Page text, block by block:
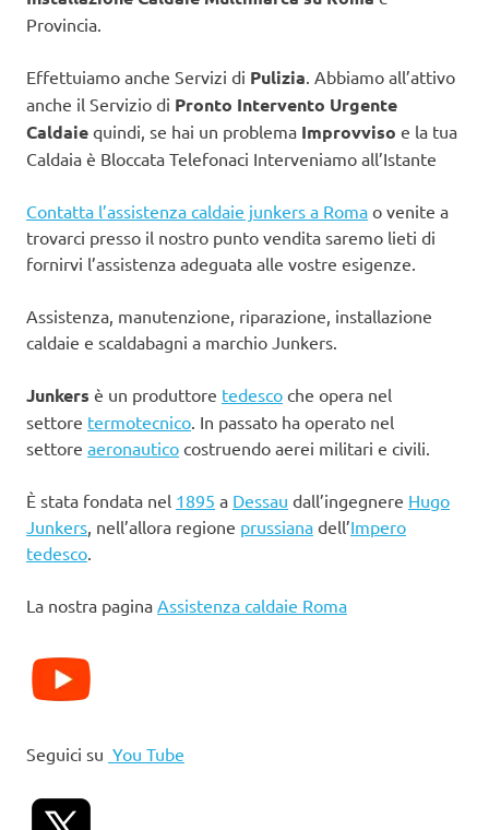
Provincia.
Effettuiamo anche Servizi di Pulizia . Abbiamo all’attivo
anche il Servizio di Pronto Intervento Urgente
Caldaie quindi, se hai un problema Improvviso e la tua
Caldaia è Bloccata Telefonaci Interveniamo all’Istante
Contatta l’assistenza caldaie junkers a Roma o venite a
trovarci presso il nostro punto vendita saremo lieti di
fornirvi l’assistenza adeguata alle vostre esigenze.
Assistenza, manutenzione, riparazione, installazione
caldaie e scaldabagni a marchio Junkers.
Junkers è un produttore tedesco che opera nel
settore termotecnico . In passato ha operato nel
settore aeronautico costruendo aerei militari e civili.
È stata fondata nel 1895 a Dessau dall’ingegnere Hugo
Junkers , nell’allora regione prussiana dell’Impero
tedesco
La nostra pagina Assistenza caldaie Roma
Seguici su You Tube